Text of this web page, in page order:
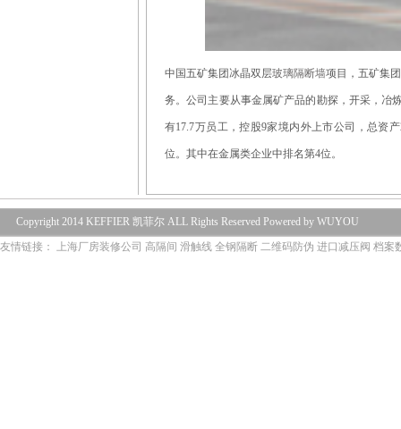
中国五矿集团冰晶双层玻璃隔断墙项目，五矿集
务。公司主要从事金属矿产品的勘探，开采，冶
有17.7万员工，控股9家境内外上市公司，总资
位。其中在金属类企业中排名第4位。
Copyright 2014 KEFFIER 凯菲尔 ALL Rights Reserved Powered by WUYOU
友情链接：
上海厂房装修公司 高隔间 滑触线 全钢隔断 二维码防伪 进口减压阀 档案